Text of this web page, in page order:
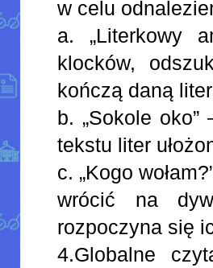
w celu
a. „Literkowy
klocków,
kończą daną
b. „Sokole
tekstu liter
c. „Kogo
wrócić na
rozpoczyna się
4.Globalne